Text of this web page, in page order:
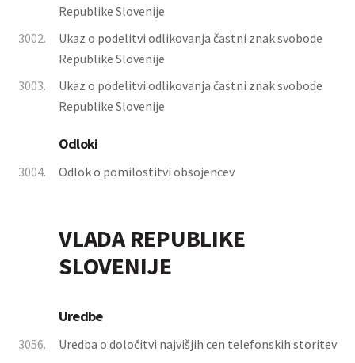
Republike Slovenije
3002.
Ukaz o podelitvi odlikovanja častni znak svobode
Republike Slovenije
3003.
Ukaz o podelitvi odlikovanja častni znak svobode
Republike Slovenije
Odloki
3004. Odlok o pomilostitvi obsojencev
VLADA REPUBLIKE
SLOVENIJE
Uredbe
3056.
Uredba o določitvi najvišjih cen telefonskih storitev